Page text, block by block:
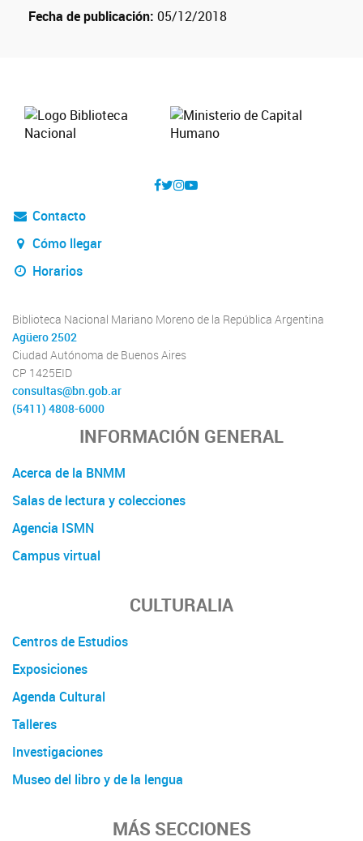
Fecha de publicación: 05/12/2018
Contacto
Cómo llegar
Horarios
Biblioteca Nacional Mariano Moreno de la República Argentina
Agüero 2502
Ciudad Autónoma de Buenos Aires
CP 1425EID
consultas@bn.gob.ar
(5411) 4808-6000
INFORMACIÓN GENERAL
Acerca de la BNMM
Salas de lectura y colecciones
Agencia ISMN
Campus virtual
CULTURALIA
Centros de Estudios
Exposiciones
Agenda Cultural
Talleres
Investigaciones
Museo del libro y de la lengua
MÁS SECCIONES